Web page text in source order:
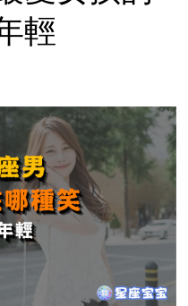
輕